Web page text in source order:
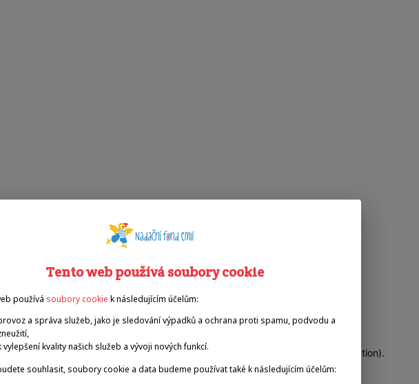
a client-side exception has occurred (see the browser console for more information).
Tento web používá soubory cookie
používá soubory cookie k následujícím účelům:
a správa služeb, jako je sledování výpadků a ochrana proti spamu, podvodu a
vylepšení kvality našich služeb a vývoji nových funkcí.
souhlasit, soubory cookie a data budeme používat také k následujícím účelům: